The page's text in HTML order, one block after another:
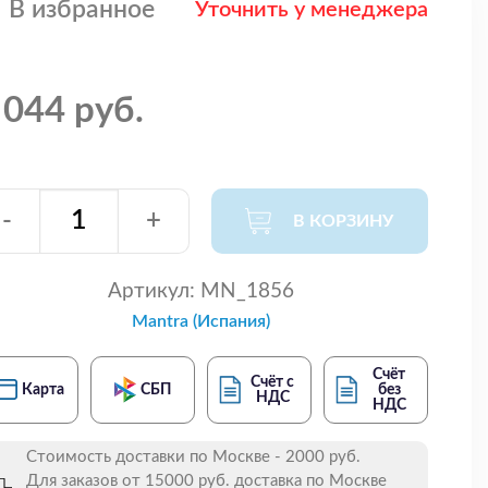
В избранное Уточнить у менеджера
руб.
- + В КОРЗИНУ
Артикул: MN_1856
Mantra (Испания)
Карта СБП
Счёт с
НДС
Счёт
без
НДС
Стоимость доставки по Москве - 2000 руб.
Для заказов от 15000 руб. доставка по Москве